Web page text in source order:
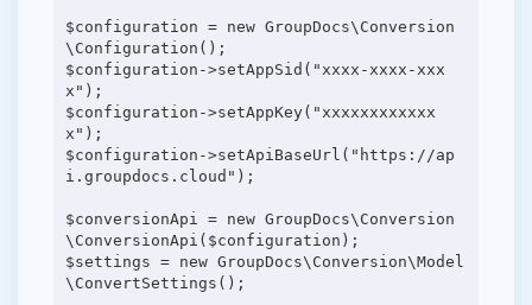
$configuration = new GroupDocs\Conversion
\Configuration();
$configuration->setAppSid("xxxx-xxxx-xxx
x");
$configuration->setAppKey("xxxxxxxxxxxx
x");
$configuration->setApiBaseUrl("https://ap
i.groupdocs.cloud");
$conversionApi = new GroupDocs\Conversion
\ConversionApi($configuration);
$settings = new GroupDocs\Conversion\Model
\ConvertSettings();